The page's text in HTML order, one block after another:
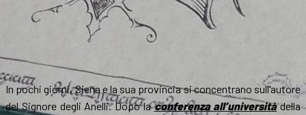
In pochi giorni, Siena e la sua provincia si concentrano sull’autore
del Signore degli Anelli. Dopo laconferenza all’universitàdella